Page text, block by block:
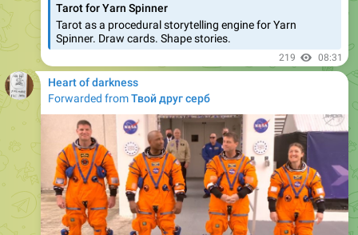
Tarot for Yarn Spinner
Tarot as a procedural storytelling engine for Yarn
Spinner. Draw cards. Shape stories.
219 08:31
Heart of darkness
Forwarded fromТвой друг серб